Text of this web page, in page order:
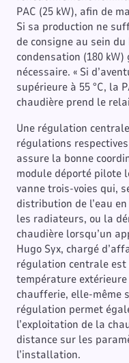
PAC (25 kW), afin de
Si sa production ne
de consigne au sein
condensation (180 kW)
nécessaire. « Si
supérieure à 55 °C, la
chaudière prend le
Une régulation
régulations
assure la bonne
module déporté pilote
vanne trois-voies qui,
distribution de l’eau
les radiateurs, ou la
chaudière lorsqu’un
Hugo Syx, chargé
régulation centrale est
température
chaufferie, elle-même
régulation permet
l’exploitation de la
distance sur les
l’installation.